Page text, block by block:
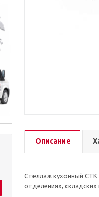
Описание
Стеллаж кухонный СТК
отделениях,